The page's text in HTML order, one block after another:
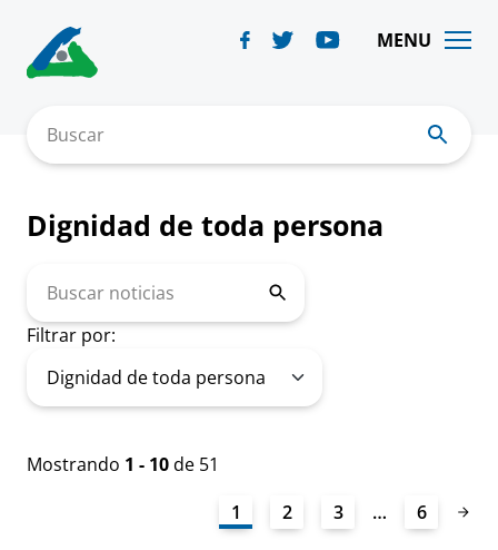
content
MENU
Buscar
Dignidad de toda persona
noticias
Filtrar por:
Mostrando 1 - 10de 51
1
2 3 … 6